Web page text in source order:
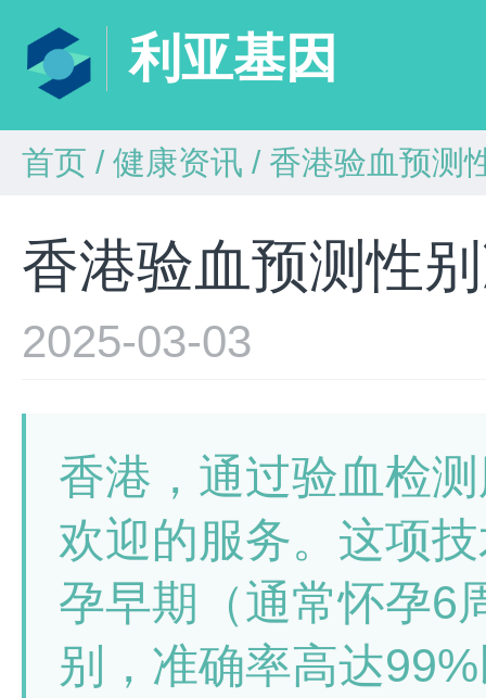
利亚基因
首页 / 健康资讯 / 香港验血预测
香港验血预测性
2025-03-03
香港，通过验血检
欢迎的服务。这项
孕早期（通常怀孕6
别，准确率高达